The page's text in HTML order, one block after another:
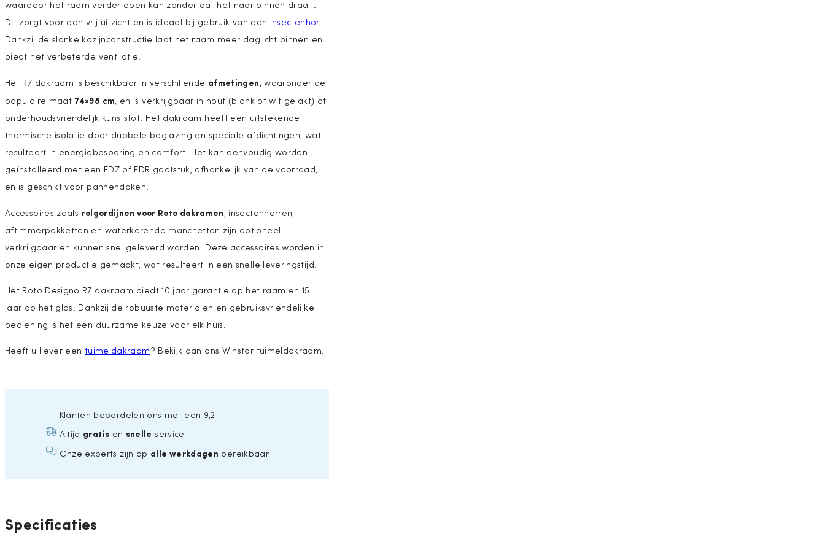
waardoor het raam verder open kan zonder dat het naar binnen draait.
Dit zorgt voor een vrij uitzicht en is ideaal bij gebruik van een insectenhor.
Dankzij de slanke kozijnconstructie laat het raam meer daglicht binnen en
biedt het verbeterde ventilatie.
Het R7 dakraam is beschikbaar in verschillende afmetingen, waaronder de
populaire maat 74×98 cm, en is verkrijgbaar in hout (blank of wit gelakt) of
onderhoudsvriendelijk kunststof. Het dakraam heeft een uitstekende
thermische isolatie door dubbele beglazing en speciale afdichtingen, wat
resulteert in energiebesparing en comfort. Het kan eenvoudig worden
geïnstalleerd met een EDZ of EDR gootstuk, afhankelijk van de voorraad,
en is geschikt voor pannendaken.
Accessoires zoals rolgordijnen voor Roto dakramen, insectenhorren,
aftimmerpakketten en waterkerende manchetten zijn optioneel
verkrijgbaar en kunnen snel geleverd worden. Deze accessoires worden in
onze eigen productie gemaakt, wat resulteert in een snelle leveringstijd.
Het Roto Designo R7 dakraam biedt 10 jaar garantie op het raam en 15
jaar op het glas. Dankzij de robuuste materialen en gebruiksvriendelijke
bediening is het een duurzame keuze voor elk huis.
Heeft u liever een tuimeldakraam? Bekijk dan ons Winstar tuimeldakraam.
Klanten beoordelen ons met een 9,2
Altijd gratis en snelle service
Onze experts zijn op alle werkdagen bereikbaar
Specificaties